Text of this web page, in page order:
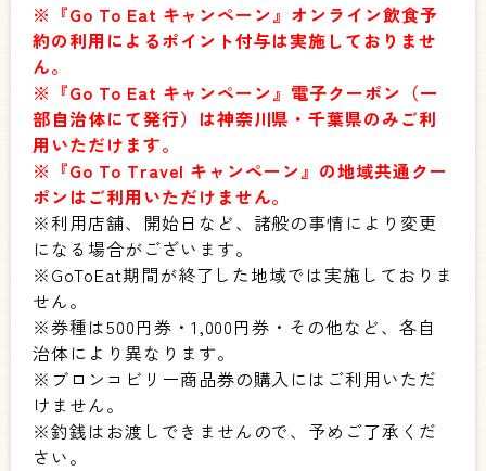
※『Go To Eat キャンペーン』オンライン飲食予
約の利用によるポイント付与は実施しておりませ
ん。
※『Go To Eat キャンペーン』電子クーポン（一
部自治体にて発行）は神奈川県・千葉県のみご利
用いただけます。
※『Go To Travel キャンペーン』の地域共通クー
ポンはご利用いただけません。
※利用店舗、開始日など、諸般の事情により変更
になる場合がございます。
※GoToEat期間が終了した地域では実施しておりま
せん。
※券種は500円券・1,000円券・その他など、各自
治体により異なります。
※ブロンコビリー商品券の購入にはご利用いただ
けません。
※釣銭はお渡しできませんので、予めご了承くだ
さい。